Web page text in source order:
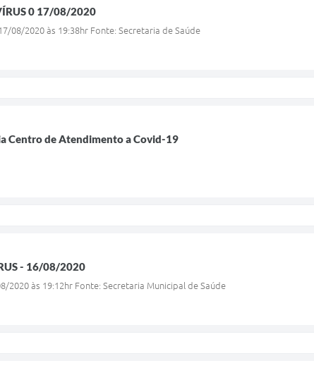
0 17/08/2020
08/2020 às 19:38hr Fonte: Secretaria de Saúde
Centro de Atendimento a Covid-19
- 16/08/2020
2020 às 19:12hr Fonte: Secretaria Municipal de Saúde